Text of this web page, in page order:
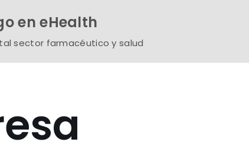
en eHealth
sector farmacéutico y salud